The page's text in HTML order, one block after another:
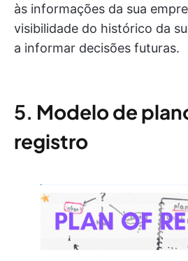
às informações da sua
visibilidade do histórico da
a informar decisões futuras.
5. Modelo de
registro